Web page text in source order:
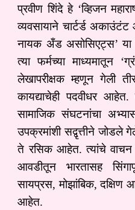
प्रवीण शिंदे हे ‘व्हिजन
व्यवसायाने चार्टर्ड
नायक अँड असोसिएट्स’ या
त्या फर्मच्या माध्यमातून
लेखापरीक्षक म्हणून गेली
कायद्याचेही पदवीधर आहेत.
सामाजिक संघटनांचा
उपक्रमांशी सद्वृत्तीने
ते रसिक आहेत. त्यांचे वाचन
आवडीतून भारतासह
सायप्रस, मोझांबिक,
आहेत.